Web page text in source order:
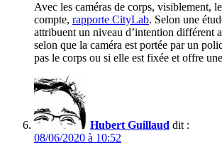
Avec les caméras de corps, visiblement,
compte, rapporte CityLab. Selon une
attribuent un niveau d’intention différent
selon que la caméra est portée par un
pas le corps ou si elle est fixée et offre
Hubert Guillaud dit :
08/06/2020 à 10:52